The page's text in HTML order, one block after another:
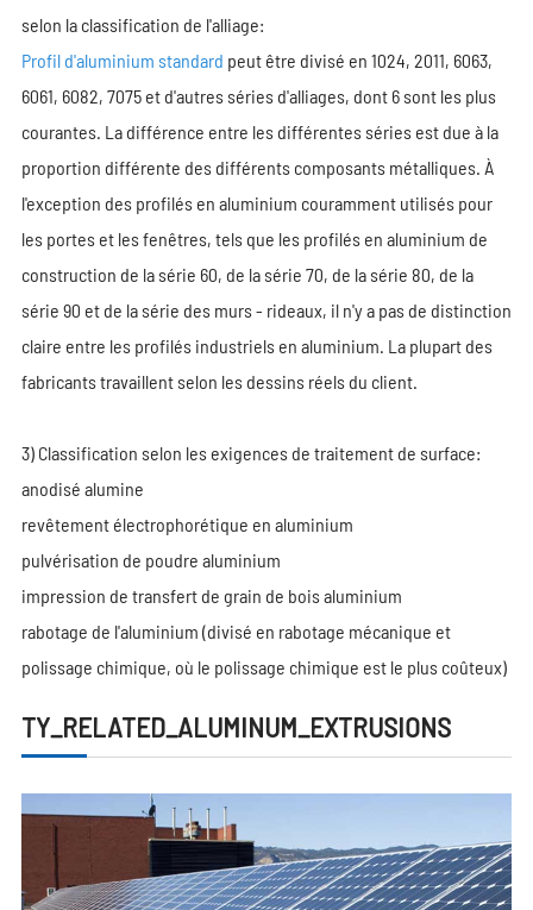
selon la classification de l'alliage:
Profil d'aluminium standard peut être divisé en 1024, 2011, 6063,
6061, 6082, 7075 et d'autres séries d'alliages, dont 6 sont les plus
courantes. La différence entre les différentes séries est due à la
proportion différente des différents composants métalliques. À
l'exception des profilés en aluminium couramment utilisés pour
les portes et les fenêtres, tels que les profilés en aluminium de
construction de la série 60, de la série 70, de la série 80, de la
série 90 et de la série des murs - rideaux, il n'y a pas de distinction
claire entre les profilés industriels en aluminium. La plupart des
fabricants travaillent selon les dessins réels du client.
3) Classification selon les exigences de traitement de surface:
anodisé alumine
revêtement électrophorétique en aluminium
pulvérisation de poudre aluminium
impression de transfert de grain de bois aluminium
rabotage de l'aluminium (divisé en rabotage mécanique et
polissage chimique, où le polissage chimique est le plus coûteux)
TY_RELATED_ALUMINUM_EXTRUSIONS